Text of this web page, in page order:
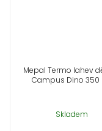
Mepal Termo lahev
Campus Dino 350
Skladem